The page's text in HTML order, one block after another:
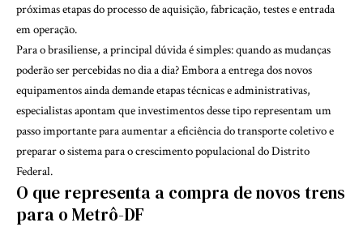
próximas etapas do processo de aquisição, fabricação, testes e entrada
em operação.
Para o brasiliense, a principal dúvida é simples: quando as mudanças
poderão ser percebidas no dia a dia? Embora a entrega dos novos
equipamentos ainda demande etapas técnicas e administrativas,
especialistas apontam que investimentos desse tipo representam um
passo importante para aumentar a eficiência do transporte coletivo e
preparar o sistema para o crescimento populacional do Distrito
Federal.
O que representa a compra de novos trens
para o Metrô-DF